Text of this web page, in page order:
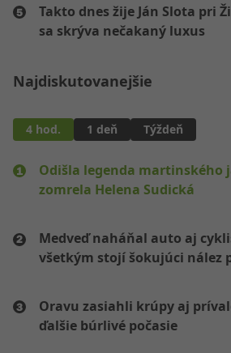
Takto dnes žije Ján Slota pri
sa skrýva nečakaný luxus
Najdiskutovanejšie
4 hod. 1 deň Týždeň
Odišla legenda martinského
zomrela Helena Sudická
Medveď naháňal auto aj
všetkým stojí šokujúci nález
Oravu zasiahli krúpy aj
ďalšie búrlivé počasie